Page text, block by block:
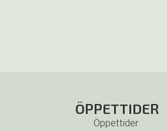
ÖPPETTIDER
Öppettider